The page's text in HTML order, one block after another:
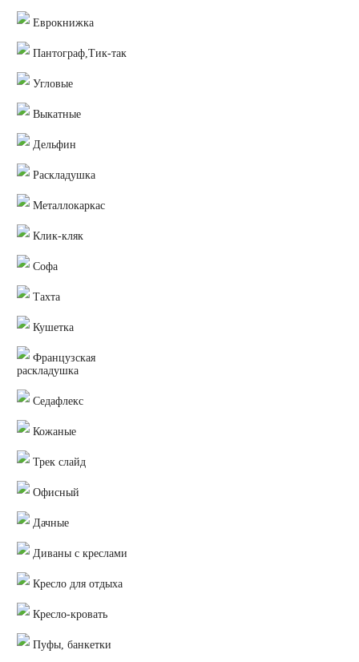
Еврокнижка
Пантограф,Тик-так
Угловые
Выкатные
Дельфин
Раскладушка
Металлокаркас
Клик-кляк
Софа
Тахта
Кушетка
Французская
раскладушка
Седафлекс
Кожаные
Трек слайд
Офисный
Дачные
Диваны с креслами
Кресло для отдыха
Кресло-кровать
Пуфы, банкетки